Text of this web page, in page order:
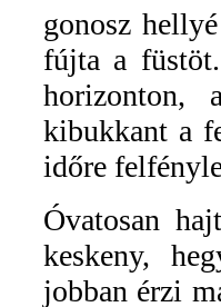
gonosz
fújta a
horizonton,
kibukkant a
időre
Óvatosan
keskeny,
jobban érzi